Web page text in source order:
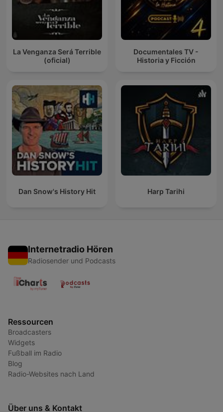
La Venganza Será Terrible
(oficial)
Documentales TV -
Historia y Ficción
Dan Snow's History Hit Harp Tarihi
Internetradio Hören
Radiosender und Podcasts
Ressourcen
Broadcasters
Widgets
Fußball im Radio
Blog
Radio-Websites nach Land
Über uns & Kontakt